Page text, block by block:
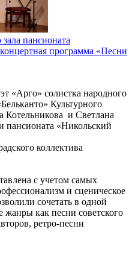
пансионата
программа «Песни
«Арго» солистка народного
Культурного
Котельникова и Светлана
пансионата «Никольский
коллектива
с учетом самых
и сценическое
сочетать в одной
жанры как песни советского
ретро-песни